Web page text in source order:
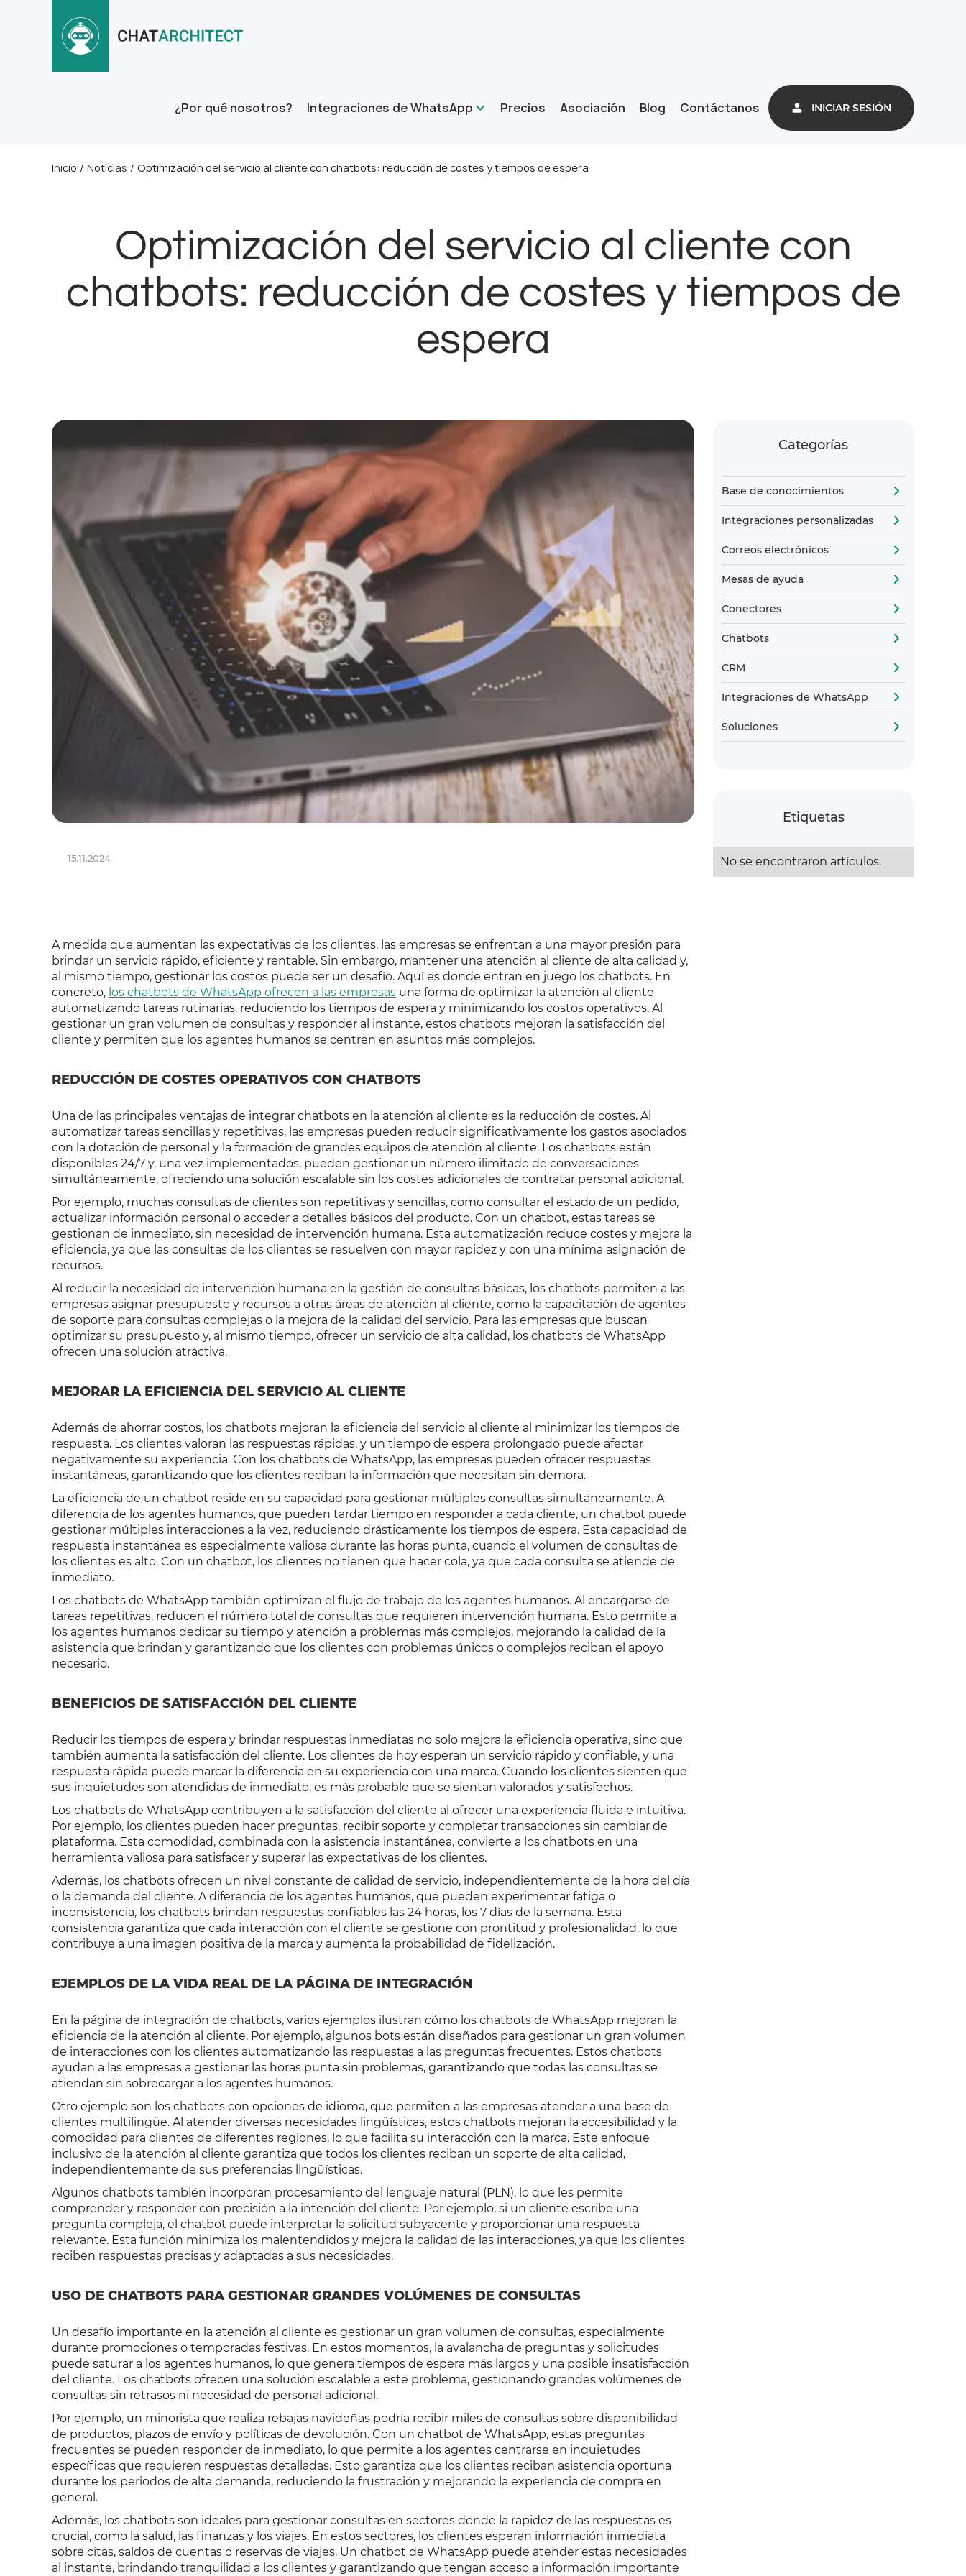
¿Por qué nosotros? Integraciones de WhatsApp Precios Asociación Blog Contáctanos INICIAR SESIÓN
Inicio / Noticias / Optimización del servicio al cliente con chatbots: reducción de costes y tiempos de espera
Optimización del servicio al cliente con
chatbots: reducción de costes y tiempos de
espera
15.11.2024
A medida que aumentan las expectativas de los clientes, las empresas se enfrentan a una mayor presión para
brindar un servicio rápido, eficiente y rentable. Sin embargo, mantener una atención al cliente de alta calidad y,
al mismo tiempo, gestionar los costos puede ser un desafío. Aquí es donde entran en juego los chatbots. En
concreto, los chatbots de WhatsApp ofrecen a las empresas una forma de optimizar la atención al cliente
automatizando tareas rutinarias, reduciendo los tiempos de espera y minimizando los costos operativos. Al
gestionar un gran volumen de consultas y responder al instante, estos chatbots mejoran la satisfacción del
cliente y permiten que los agentes humanos se centren en asuntos más complejos.
REDUCCIÓN DE COSTES OPERATIVOS CON CHATBOTS
Una de las principales ventajas de integrar chatbots en la atención al cliente es la reducción de costes. Al
automatizar tareas sencillas y repetitivas, las empresas pueden reducir significativamente los gastos asociados
con la dotación de personal y la formación de grandes equipos de atención al cliente. Los chatbots están
disponibles 24/7 y, una vez implementados, pueden gestionar un número ilimitado de conversaciones
simultáneamente, ofreciendo una solución escalable sin los costes adicionales de contratar personal adicional.
Por ejemplo, muchas consultas de clientes son repetitivas y sencillas, como consultar el estado de un pedido,
actualizar información personal o acceder a detalles básicos del producto. Con un chatbot, estas tareas se
gestionan de inmediato, sin necesidad de intervención humana. Esta automatización reduce costes y mejora la
eficiencia, ya que las consultas de los clientes se resuelven con mayor rapidez y con una mínima asignación de
recursos.
Al reducir la necesidad de intervención humana en la gestión de consultas básicas, los chatbots permiten a las
empresas asignar presupuesto y recursos a otras áreas de atención al cliente, como la capacitación de agentes
de soporte para consultas complejas o la mejora de la calidad del servicio. Para las empresas que buscan
optimizar su presupuesto y, al mismo tiempo, ofrecer un servicio de alta calidad, los chatbots de WhatsApp
ofrecen una solución atractiva.
MEJORAR LA EFICIENCIA DEL SERVICIO AL CLIENTE
Además de ahorrar costos, los chatbots mejoran la eficiencia del servicio al cliente al minimizar los tiempos de
respuesta. Los clientes valoran las respuestas rápidas, y un tiempo de espera prolongado puede afectar
negativamente su experiencia. Con los chatbots de WhatsApp, las empresas pueden ofrecer respuestas
instantáneas, garantizando que los clientes reciban la información que necesitan sin demora.
La eficiencia de un chatbot reside en su capacidad para gestionar múltiples consultas simultáneamente. A
diferencia de los agentes humanos, que pueden tardar tiempo en responder a cada cliente, un chatbot puede
gestionar múltiples interacciones a la vez, reduciendo drásticamente los tiempos de espera. Esta capacidad de
respuesta instantánea es especialmente valiosa durante las horas punta, cuando el volumen de consultas de
los clientes es alto. Con un chatbot, los clientes no tienen que hacer cola, ya que cada consulta se atiende de
inmediato.
Los chatbots de WhatsApp también optimizan el flujo de trabajo de los agentes humanos. Al encargarse de
tareas repetitivas, reducen el número total de consultas que requieren intervención humana. Esto permite a
los agentes humanos dedicar su tiempo y atención a problemas más complejos, mejorando la calidad de la
asistencia que brindan y garantizando que los clientes con problemas únicos o complejos reciban el apoyo
necesario.
BENEFICIOS DE SATISFACCIÓN DEL CLIENTE
Reducir los tiempos de espera y brindar respuestas inmediatas no solo mejora la eficiencia operativa, sino que
también aumenta la satisfacción del cliente. Los clientes de hoy esperan un servicio rápido y confiable, y una
respuesta rápida puede marcar la diferencia en su experiencia con una marca. Cuando los clientes sienten que
sus inquietudes son atendidas de inmediato, es más probable que se sientan valorados y satisfechos.
Los chatbots de WhatsApp contribuyen a la satisfacción del cliente al ofrecer una experiencia fluida e intuitiva.
Por ejemplo, los clientes pueden hacer preguntas, recibir soporte y completar transacciones sin cambiar de
plataforma. Esta comodidad, combinada con la asistencia instantánea, convierte a los chatbots en una
herramienta valiosa para satisfacer y superar las expectativas de los clientes.
Además, los chatbots ofrecen un nivel constante de calidad de servicio, independientemente de la hora del día
o la demanda del cliente. A diferencia de los agentes humanos, que pueden experimentar fatiga o
inconsistencia, los chatbots brindan respuestas confiables las 24 horas, los 7 días de la semana. Esta
consistencia garantiza que cada interacción con el cliente se gestione con prontitud y profesionalidad, lo que
contribuye a una imagen positiva de la marca y aumenta la probabilidad de fidelización.
EJEMPLOS DE LA VIDA REAL DE LA PÁGINA DE INTEGRACIÓN
En la página de integración de chatbots, varios ejemplos ilustran cómo los chatbots de WhatsApp mejoran la
eficiencia de la atención al cliente. Por ejemplo, algunos bots están diseñados para gestionar un gran volumen
de interacciones con los clientes automatizando las respuestas a las preguntas frecuentes. Estos chatbots
ayudan a las empresas a gestionar las horas punta sin problemas, garantizando que todas las consultas se
atiendan sin sobrecargar a los agentes humanos.
Otro ejemplo son los chatbots con opciones de idioma, que permiten a las empresas atender a una base de
clientes multilingüe. Al atender diversas necesidades lingüísticas, estos chatbots mejoran la accesibilidad y la
comodidad para clientes de diferentes regiones, lo que facilita su interacción con la marca. Este enfoque
inclusivo de la atención al cliente garantiza que todos los clientes reciban un soporte de alta calidad,
independientemente de sus preferencias lingüísticas.
Algunos chatbots también incorporan procesamiento del lenguaje natural (PLN), lo que les permite
comprender y responder con precisión a la intención del cliente. Por ejemplo, si un cliente escribe una
pregunta compleja, el chatbot puede interpretar la solicitud subyacente y proporcionar una respuesta
relevante. Esta función minimiza los malentendidos y mejora la calidad de las interacciones, ya que los clientes
reciben respuestas precisas y adaptadas a sus necesidades.
USO DE CHATBOTS PARA GESTIONAR GRANDES VOLÚMENES DE CONSULTAS
Un desafío importante en la atención al cliente es gestionar un gran volumen de consultas, especialmente
durante promociones o temporadas festivas. En estos momentos, la avalancha de preguntas y solicitudes
puede saturar a los agentes humanos, lo que genera tiempos de espera más largos y una posible insatisfacción
del cliente. Los chatbots ofrecen una solución escalable a este problema, gestionando grandes volúmenes de
consultas sin retrasos ni necesidad de personal adicional.
Por ejemplo, un minorista que realiza rebajas navideñas podría recibir miles de consultas sobre disponibilidad
de productos, plazos de envío y políticas de devolución. Con un chatbot de WhatsApp, estas preguntas
frecuentes se pueden responder de inmediato, lo que permite a los agentes centrarse en inquietudes
específicas que requieren respuestas detalladas. Esto garantiza que los clientes reciban asistencia oportuna
durante los periodos de alta demanda, reduciendo la frustración y mejorando la experiencia de compra en
general.
Además, los chatbots son ideales para gestionar consultas en sectores donde la rapidez de las respuestas es
crucial, como la salud, las finanzas y los viajes. En estos sectores, los clientes esperan información inmediata
sobre citas, saldos de cuentas o reservas de viajes. Un chatbot de WhatsApp puede atender estas necesidades
al instante, brindando tranquilidad a los clientes y garantizando que tengan acceso a información importante
Categorías
Base de conocimientos
Integraciones personalizadas
Correos electrónicos
Mesas de ayuda
Conectores
Chatbots
CRM
Integraciones de WhatsApp
Soluciones
Etiquetas
No se encontraron artículos.